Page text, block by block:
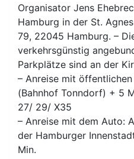
Organisator Jens
Hamburg in der St.
79, 22045 Hamburg. –
verkehrsgünstig
Parkplätze sind an der
– Anreise mit
(Bahnhof Tonndorf) + 5
27/ 29/ X35
– Anreise mit dem Auto:
der Hamburger
Min.